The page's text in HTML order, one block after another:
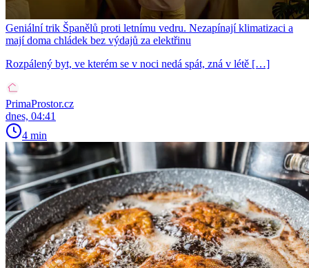
Geniální trik Španělů proti letnímu vedru. Nezapínají klimatizaci a
mají doma chládek bez výdajů za elektřinu
Rozpálený byt, ve kterém se v noci nedá spát, zná v létě […]
PrimaProstor.cz
dnes, 04:41
4 min